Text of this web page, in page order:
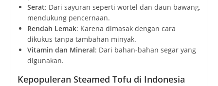
Serat: Dari sayuran seperti wortel dan daun bawang,
mendukung pencernaan.
Rendah Lemak: Karena dimasak dengan cara
dikukus tanpa tambahan minyak.
Vitamin dan Mineral: Dari bahan-bahan segar yang
digunakan.
Kepopuleran Steamed Tofu di Indonesia